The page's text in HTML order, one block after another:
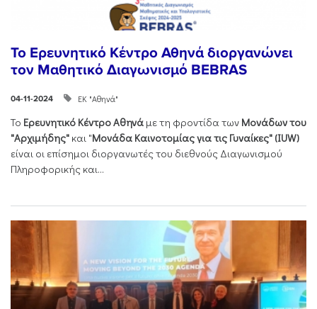
Το Ερευνητικό Κέντρο Αθηνά διοργανώνει
τον Μαθητικό Διαγωνισμό BEBRAS
04-11-2024 ΕΚ "Αθηνά"
Το Ερευνητικό Κέντρο Αθηνά με τη φροντίδα των Μονάδων του
"Αρχιμήδης" και "Μονάδα Καινοτομίας για τις Γυναίκες" (IUW)
είναι οι επίσημοι διοργανωτές του διεθνούς Διαγωνισμού
Πληροφορικής και...